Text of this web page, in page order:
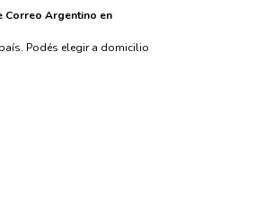
Correo Argentino en
Podés elegir a domicilio